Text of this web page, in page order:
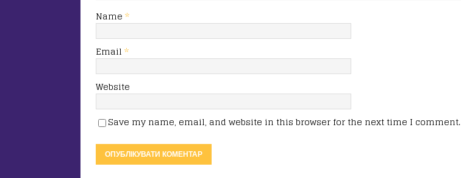
Name *
Email *
Website
Save my name, email, and website in this browser for the next time I comment.